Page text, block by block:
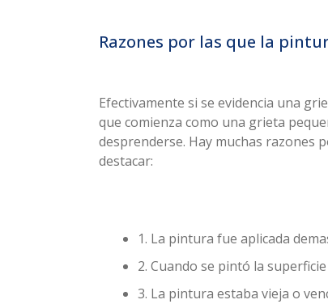
Razones por las que la
Efectivamente si se evidencia una
que comienza como una grieta
desprenderse. Hay muchas razones
destacar:
1. La pintura fue aplicada
2. Cuando se pintó la
3. La pintura estaba vieja o